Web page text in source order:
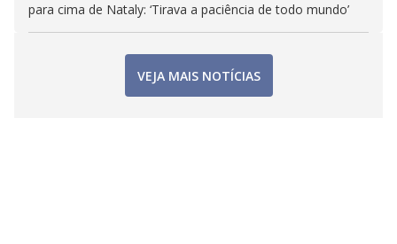
para cima de Nataly: ‘Tirava a paciência de todo mundo’
VEJA MAIS NOTÍCIAS